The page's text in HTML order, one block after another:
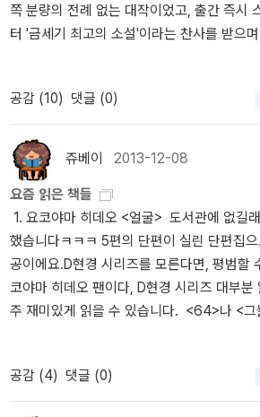
랑스 시인 말라르메의 시를 인용해서 그리하
여행을 추천했지 아마도. 하지만 여행 역시
찾을 수 있단 말인가? 어려서 여행할 적에는
도 시간도 없다는 말이 왜 이렇게 실감이 나
달해서 ‘해독제’를 찾기 위해 우리는 ‘섹스와
다는 볼라뇨의 말을 오래도록 기억하게 될 것
카 문학계를 겨냥한 신랄한 비판인 <크툴루
독한 문학 소비자였던 시절을 바탕으로 해서
을 정도로 라틴 아메리카와 스페인 문화권
라한다. 노벨상 수상자로 공통분모를 형성한
바르가스 요사에 대한 저격은 붐 세대를 끝
모의 일원다운 패기를 보여준다. 볼라뇨는
메리카 작가로 알란 파울스를 꼽고 있는데,
된 그의 작품이 하나도 없구나. 내가 볼라뇨
창구이기 때문이다. 그를 통해 로드리고 프레
는어떤 예술을 선물 받을 것인가. 그리고 어
것인가. 다음은 <문학+병=병>에서 인상적
은 잔학합니다.” “권태의 사막 한가운데 있는
인의 병을 표현하는 데 이보다 더 명확한 진
벗어나는 데, 그 죽음의 상태를 탈출하는 데
것, 그렇다고 그다지 우리가 손에 쥐고 있지
입니다. 다시말해 악이란 말입니다.” “<그 미
새로운 것을 찾아>라는 마지막 시구는 무한
무한은 여전히 무한이듯, 본질적인 변화 없
에 맞서 싸우는 예술의 초라한 깃발입니다.
대부분 그렇듯, 이미 패퇴가 자명한 전투를
메는 여행과 여행자의 운명이 어떤지 알면서
고자 합니다. 다시 말해, <이지튀르>의 저자
해독제나 약을 찾을 때, 새로운 것, 오직 미지
쪽 분량의 전례 없는 대작이었고, 출간 즉시
터 '금세기 최고의 소설'이라는 찬사를 받으
러 목록에 진입했고, 「뉴욕 타임스」와 「타임
로 선정되었으며, 권위 있는 전미 서평가 연
도 「타임스 리터러리 서플러먼트」, 「스펙테이
펜던트 온 선데이」, 「샌프란시스코 크로니클
에서 '2009년 최고의 책'에 선정되었다. 이
관심을 끈 것은 볼라뇨가 세상을 떠나기 전에
지막 작품이라는 이유 때문에 감정적으로
다. 그러나 이런 작품 외적 요인보다도 독자
집중한 까닭은 생전에 볼라뇨가 이 작품에서
인 후아레스의 여성 연쇄살인사건을 다루겠
문이기도 하다.작가는 80년이란 시간과 두
재, 대학살로 점철된 20세기 유럽 역사에서
로 진화되어 왔는지를 파헤치고 있다. 보리스
술되는 19세기 말과 20세기 초의 범죄와 제
공감 (10) 댓글 (0)
쥬베이 2013-12-08
요즘 읽은 책들
1. 요코야마 히데오 <얼굴> 도서관에 없길
했습니다ㅋㅋㅋ 5편의 단편이 실린 단편집
공이에요.D현경 시리즈를 모른다면, 평범할
코야마 히데오 팬이다, D현경 시리즈 대부
주 재미있게 읽을 수 있습니다. <64>나 <그
등. (뭐, D현경 시리즈가 다 그렇지만요^^)
신검시관> 2009년에 읽고, 4년만에 다시 읽
라고요ㅋㅋㅋ구라이시의 이미지도 기억과
공감 (4) 댓글 (0)